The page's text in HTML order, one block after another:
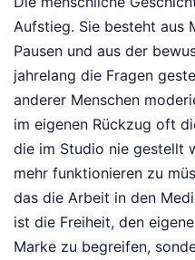
Aufstieg. Sie besteht aus
Pausen und aus der
jahrelang die Fragen
anderer Menschen
im eigenen Rückzug oft
die im Studio nie gestellt
mehr funktionieren zu
das die Arbeit in den
ist die Freiheit, den
Marke zu begreifen,